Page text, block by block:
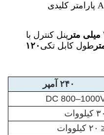
پارامتر کلیدی
پنل کنترل با
طول کابل تکی ۱۲۰
۲۴۰ آمپر
DC
۳۰ کیلووات